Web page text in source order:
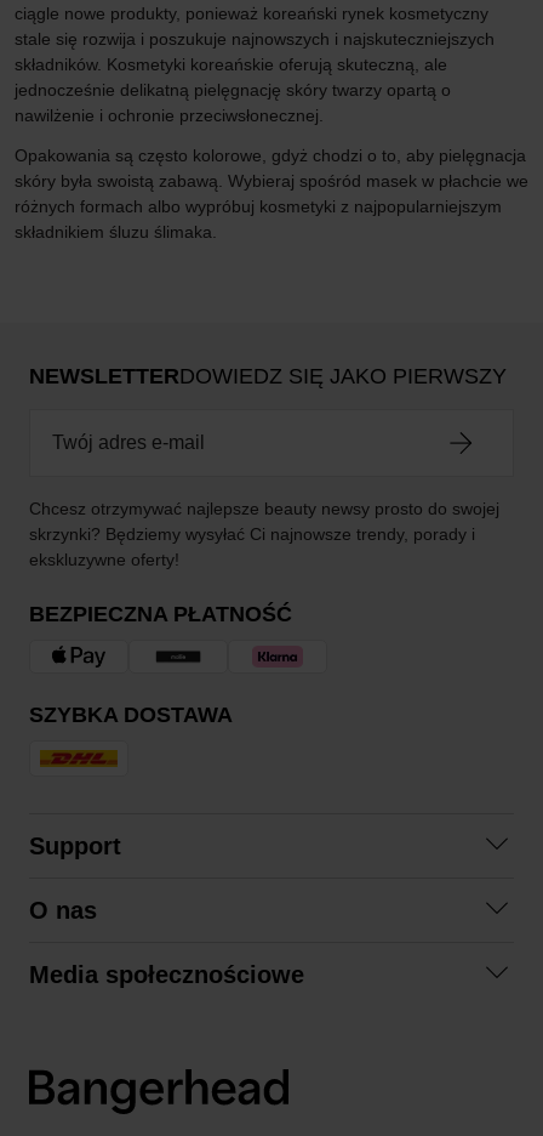
ciągle nowe produkty, ponieważ koreański rynek kosmetyczny
stale się rozwija i poszukuje najnowszych i najskuteczniejszych
składników. Kosmetyki koreańskie oferują skuteczną, ale
jednocześnie delikatną pielęgnację skóry twarzy opartą o
nawilżenie i ochronie przeciwsłonecznej.
Opakowania są często kolorowe, gdyż chodzi o to, aby pielęgnacja
skóry była swoistą zabawą. Wybieraj spośród masek w płachcie we
różnych formach albo wypróbuj kosmetyki z najpopularniejszym
składnikiem śluzu ślimaka.
NEWSLETTERDOWIEDZ SIĘ JAKO PIERWSZY
Chcesz otrzymywać najlepsze beauty newsy prosto do swojej
skrzynki? Będziemy wysyłać Ci najnowsze trendy, porady i
ekskluzywne oferty!
BEZPIECZNA PŁATNOŚĆ
SZYBKA DOSTAWA
Support
Regulamin zakupów
O nas
Zrównoważony rozwój
Media społecznościowe
LinkedIn